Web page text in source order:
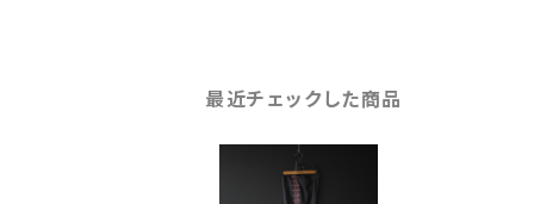
最近チェックした商品